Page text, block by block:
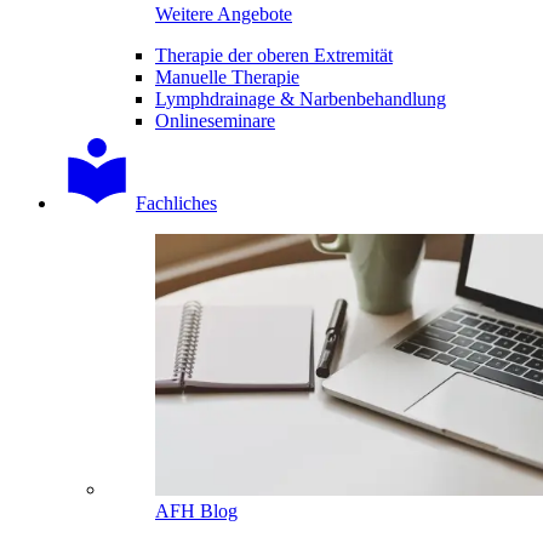
Weitere Angebote
Therapie der oberen Extremität
Manuelle Therapie
Lymphdrainage & Narbenbehandlung
Onlineseminare
Fachliches
AFH Blog